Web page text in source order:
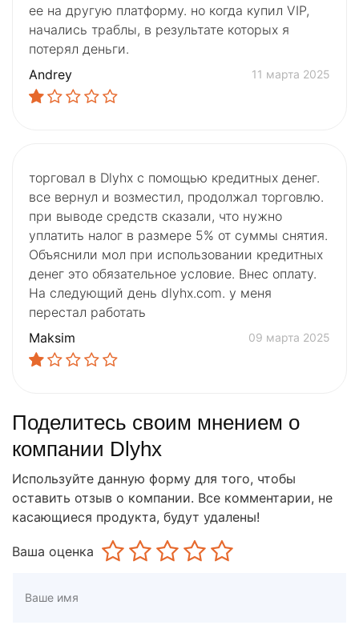
ее на другую платформу. но когда купил VIP,
начались траблы, в результате которых я
потерял деньги.
Andrey
11 марта 2025
торговал в Dlyhx с помощью кредитных денег.
все вернул и возместил, продолжал торговлю.
при выводе средств сказали, что нужно
уплатить налог в размере 5% от суммы снятия.
Объяснили мол при использовании кредитных
денег это обязательное условие. Внес оплату.
На следующий день dlyhx.com. у меня
перестал работать
Maksim
09 марта 2025
Поделитесь своим мнением о
компании Dlyhx
Используйте данную форму для того, чтобы
оставить отзыв о компании. Все комментарии, не
касающиеся продукта, будут удалены!
Ваша оценка